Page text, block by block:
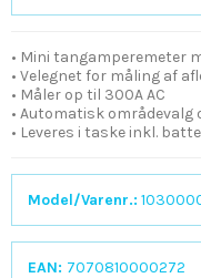
• Mini tangamperemeter
• Velegnet for måling af
• Måler op til 300A AC
• Automatisk områdevalg
• Leveres i taske inkl.
Model/Varenr.:
EAN: 7070810000272